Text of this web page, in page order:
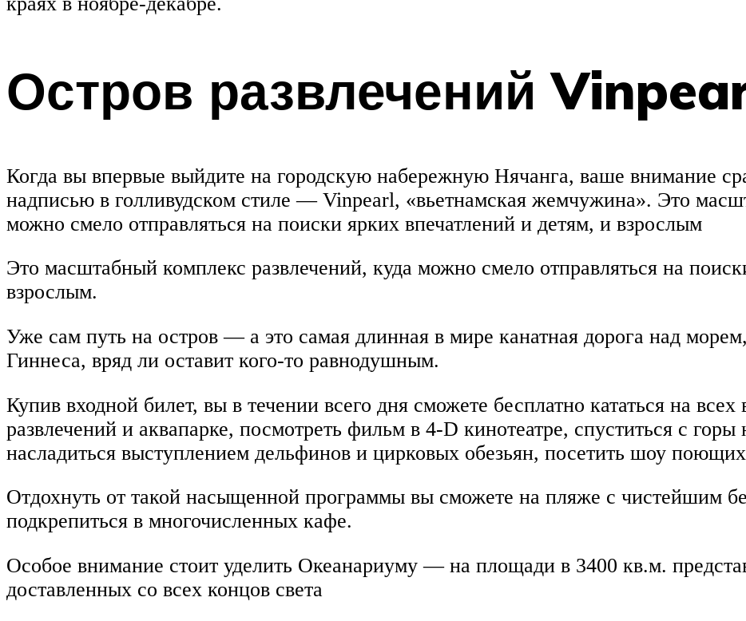
Остров развлечений
Когда вы впервые выйдите на городскую набережную Нячанга, ваше внимание
надписью в голливудском стиле — Vinpearl, «вьетнамская жемчужина». Это
можно смело отправляться на поиски ярких впечатлений и детям, и взрослым
Это масштабный комплекс развлечений, куда можно смело отправляться на
взрослым.
Уже сам путь на остров — а это самая длинная в мире канатная дорога над
Гиннеса, вряд ли оставит кого-то равнодушным.
Купив входной билет, вы в течении всего дня сможете бесплатно кататься на
развлечений и аквапарке, посмотреть фильм в 4-D кинотеатре, спуститься с горы
насладиться выступлением дельфинов и цирковых обезьян, посетить шоу
Отдохнуть от такой насыщенной программы вы сможете на пляже с чистейшим
подкрепиться в многочисленных кафе.
Особое внимание стоит уделить Океанариуму — на площади в 3400 кв.м.
доставленных со всех концов света